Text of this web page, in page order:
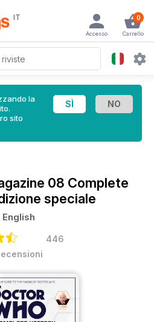
IT 0
Carrello
Accesso
la
sito
08 Complete
speciale
English
446